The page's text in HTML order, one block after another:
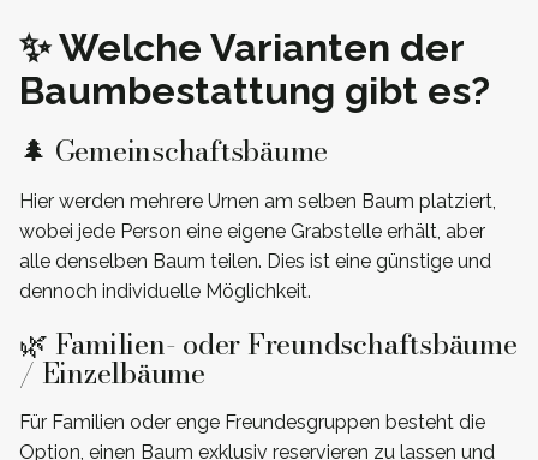
✨ Welche Varianten der
Baumbestattung gibt es?
🌲 Gemeinschaftsbäume
Hier werden mehrere Urnen am selben Baum platziert,
wobei jede Person eine eigene Grabstelle erhält, aber
alle denselben Baum teilen. Dies ist eine günstige und
dennoch individuelle Möglichkeit.
🌿 Familien- oder Freundschaftsbäume
/ Einzelbäume
Für Familien oder enge Freundesgruppen besteht die
Option, einen Baum exklusiv reservieren zu lassen und